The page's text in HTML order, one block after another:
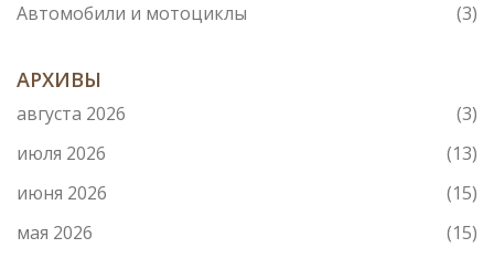
Автомобили и мотоциклы
(3)
АРХИВЫ
августа 2026
(3)
июля 2026
(13)
июня 2026
(15)
мая 2026
(15)